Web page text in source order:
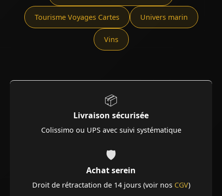
Tourisme Voyages Cartes Univers marin
Vins
📦
Livraison sécurisée
Colissimo ou UPS avec suivi systématique
🛡️
Achat serein
Droit de rétractation de 14 jours (voir nos CGV)